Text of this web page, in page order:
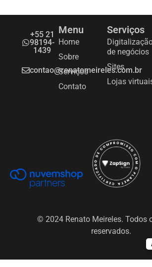
+55 21
98194-
1439
contao@renatomeireles.com.br
Menu
Home
Sobre
Serviços
Contato
Serviços
de negócios
Sites
Lojas
© 2024 Renato Meireles. Todos
reservados.